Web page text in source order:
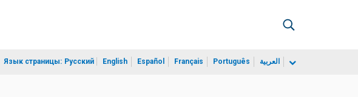
Язык страницы: Русский English Español Français Português العربية